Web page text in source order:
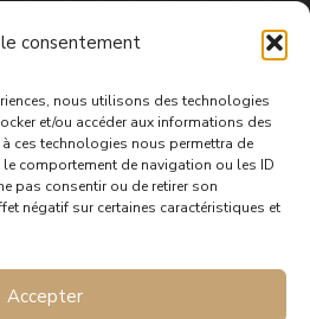
consentement
nous utilisons des technologies
et/ou accéder aux informations des
ces technologies nous permettra de
comportement de navigation ou les ID
pas consentir ou de retirer son
négatif sur certaines caractéristiques et
Accepter
- numérique